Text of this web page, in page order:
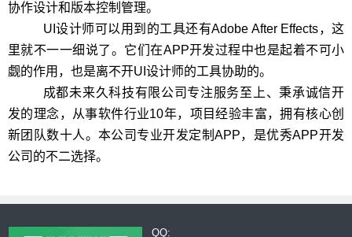
协作设计和版本控制管理。
UI 设计师可以用到的工具还有Adobe After Effects，这
里就不一一细说了。它们在APP开发过程中也是起着不可小
觑的作用，也是离不开UI 设计师的工具协助的。
成都未来久科技有限公司专注服务至上、秉承诚信开
发的理念，从事软件行业10年，项目经验丰富，拥有核心创
新团队数十人。本公司专业开发定制 APP，是优秀APP开发
公司的不二选择。
QQ: